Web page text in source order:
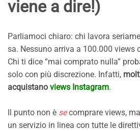
viene a dire!)
Parliamoci chiaro: chi lavora
sa. Nessuno arriva a 100.000 views
Chi ti dice “mai comprato nulla”
solo con più discrezione. Infatti,
acquistano views Instagram.
Il punto non è secomprare views, ma
un servizio in linea con tutte le